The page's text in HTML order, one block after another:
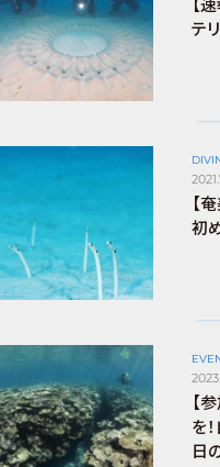
【
テ
【
初
【
を
日